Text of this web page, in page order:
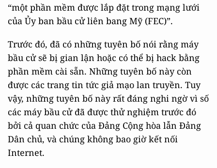
“một phần mềm được lắp đặt trong mạng lưới
của Ủy ban bầu cử liên bang Mỹ (FEC)”.
Trước đó, đã có những tuyên bố nói rằng máy
bầu cử sẽ bị gian lận hoặc có thể bị hack bằng
phần mềm cài sẵn. Những tuyên bố này còn
được các trang tin tức giả mạo lan truyền. Tuy
vậy, những tuyên bố này rất đáng nghi ngờ vì số
các máy bầu cử đã được thử nghiệm trước đó
bởi cả quan chức của Đảng Cộng hòa lẫn Đảng
Dân chủ, và chúng không bao giờ kết nối
Internet.